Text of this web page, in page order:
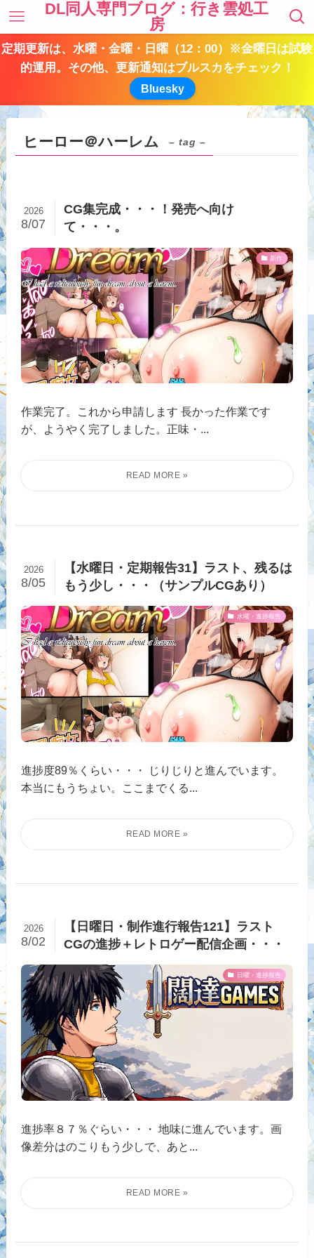
DL同人専門ブログ：行き雲処工
房
定期更新は、水曜・金曜・日曜（12：00）※金曜日は試験
的運用。その他、更新通知はブルスカをチェック！
Bluesky
ヒーロー＠ハーレム – tag –
CG集完成・・・！発売へ向け
て・・・。
2026
8/07
新作
作業完了。これから申請します 長かった作業です
が、ようやく完了しました。正味・...
【水曜日・定期報告31】ラスト、残るは
もう少し・・・（サンプルCGあり）
2026
8/05
水曜・進捗報告
進捗度89％くらい・・・ じりじりと進んでいます。
本当にもうちょい。ここまでくる...
【日曜日・制作進行報告121】ラスト
CGの進捗＋レトロゲー配信企画・・・
2026
8/02
日曜・進捗報告
進捗率８７％ぐらい・・・ 地味に進んでいます。画
像差分はのこりもう少しで、あと...